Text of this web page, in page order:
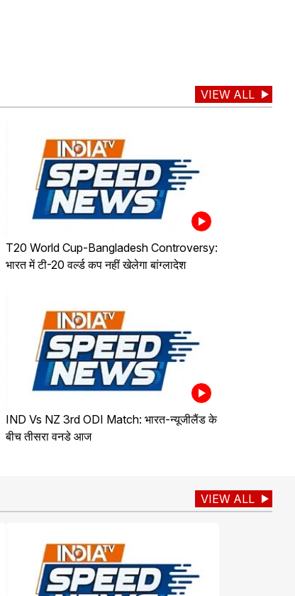
VIEW ALL
T20 World Cup-Bangladesh Controversy:
भारत में टी-20 वर्ल्ड कप नहीं खेलेगा बांग्लादेश
IND Vs NZ 3rd ODI Match: भारत-न्यूजीलैंड के
बीच तीसरा वनडे आज
VIEW ALL